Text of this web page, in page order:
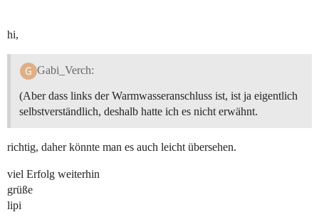
hi,
Gabi_Verch:
(Aber dass links der Warmwasseranschluss ist, ist ja eigentlich
selbstverständlich, deshalb hatte ich es nicht erwähnt.
richtig, daher könnte man es auch leicht übersehen.
viel Erfolg weiterhin
grüße
lipi